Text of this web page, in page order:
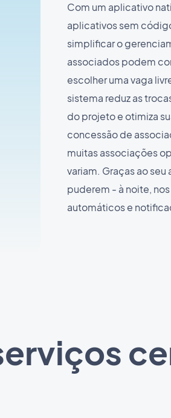
Com um aplicativo
aplicativos sem
simplificar o
associados podem
escolher uma vaga
sistema reduz as
do projeto e otimiza
concessão de
muitas associações
variam. Graças ao
puderem - à noite,
automáticos e